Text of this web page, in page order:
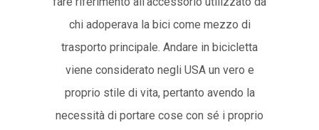
chi adoperava la bici come mezzo di
trasporto principale. Andare in bicicletta
viene considerato negli USA un vero e
proprio stile di vita, pertanto avendo la
necessità di portare cose con sé i proprio